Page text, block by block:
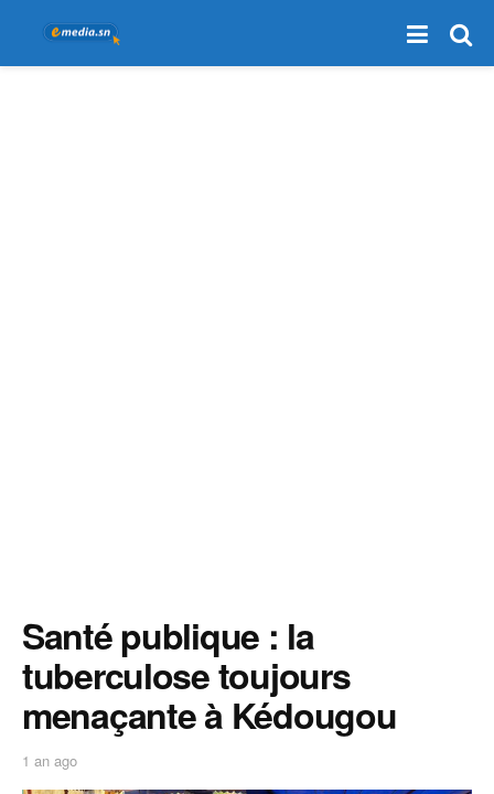
Santé publique : la
tuberculose toujours
menaçante à Kédougou
1 an ago